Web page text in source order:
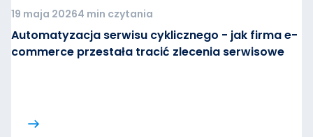
19 maja 20264 min czytania
Automatyzacja serwisu cyklicznego - jak firma e-
commerce przestała tracić zlecenia serwisowe